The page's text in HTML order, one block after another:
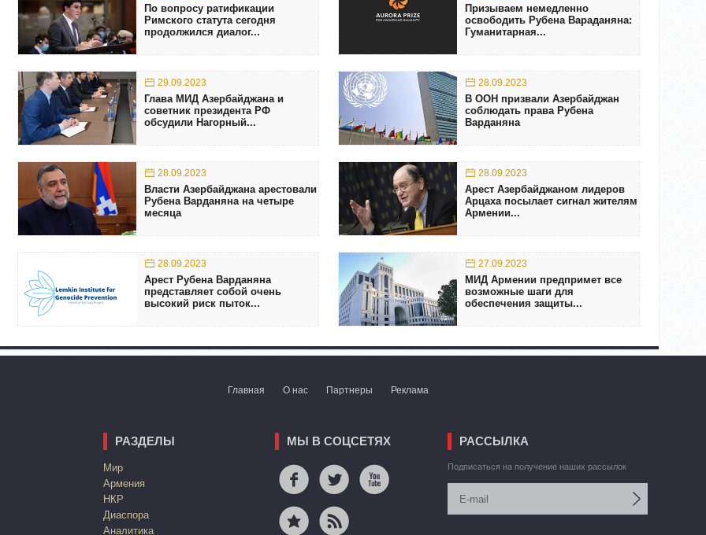
По вопросу ратификации
Римского статута сегодня
продолжился диалог...
Призываем немедленно
освободить Рубена Вараданяна:
Гуманитарная...
29.09.2023
Глава МИД Азербайджана и
советник президента РФ
обсудили Нагорный...
28.09.2023
В ООН призвали Азербайджан
соблюдать права Рубена
Варданяна
28.09.2023
Власти Азербайджана арестовали
Рубена Варданяна на четыре
месяца
28.09.2023
Арест Азербайджаном лидеров
Арцаха посылает сигнал жителям
Армении...
28.09.2023
Арест Рубена Варданяна
представляет собой очень
высокий риск пыток...
27.09.2023
МИД Армении предпримет все
возможные шаги для
обеспечения защиты...
Главная О нас Партнеры Реклама
РАЗДЕЛЫ
Mир
Армения
НКР
Диаспора
Аналитика
МЫ В СОЦСЕТЯХ РАССЫЛКА
Подписаться на получение наших рассылок